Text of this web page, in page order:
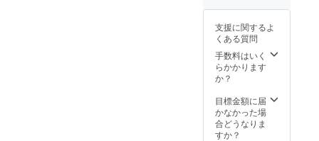
自負担
となっ
ており
ます。
畑で野
てま
す。野
菜の成
長の様
子は定
オー
ナー様
へお伝
えする
支援に関するよ
くある質問
手数料はいく
らかかります
か？
目標金額に届
かなかった場
合どうなりま
すか？